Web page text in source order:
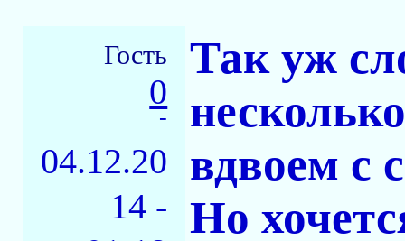
Гость
0
-
04.12.20
14 -
Так уж
вдвоем с
Но